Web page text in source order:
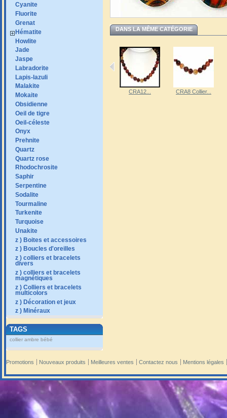
Cyanite
Fluorite
Grenat
Hématite
Howlite
Jade
Jaspe
Labradorite
Lapis-lazuli
Malakite
Mokaite
Obsidienne
Oeil de tigre
Oeil-céleste
Onyx
Prehnite
Quartz
Quartz rose
Rhodochrosite
Saphir
Serpentine
Sodalite
Tourmaline
Turkenite
Turquoise
Unakite
z ) Boites et accessoires
z ) Boucles d'oreilles
z ) colliers et bracelets
divers
z ) colliers et bracelets
magnétiques
z ) Colliers et bracelets
multicolors
z ) Décoration et jeux
z ) Minéraux
TAGS
collier ambre bébé
DANS LA MÊME CATÉGORIE
CGA8 Collier... CRA12... CRA8 Collier...
Promotions Nouveaux produits Meilleures ventes Contactez nous Mentions légales